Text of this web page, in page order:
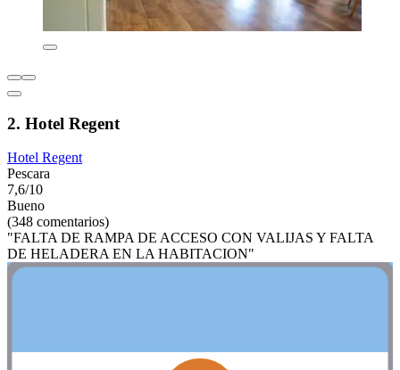
2. Hotel Regent
Hotel Regent
Pescara
7,6/10
Bueno
(348 comentarios)
"FALTA DE RAMPA DE ACCESO CON VALIJAS Y FALTA
DE HELADERA EN LA HABITACION"